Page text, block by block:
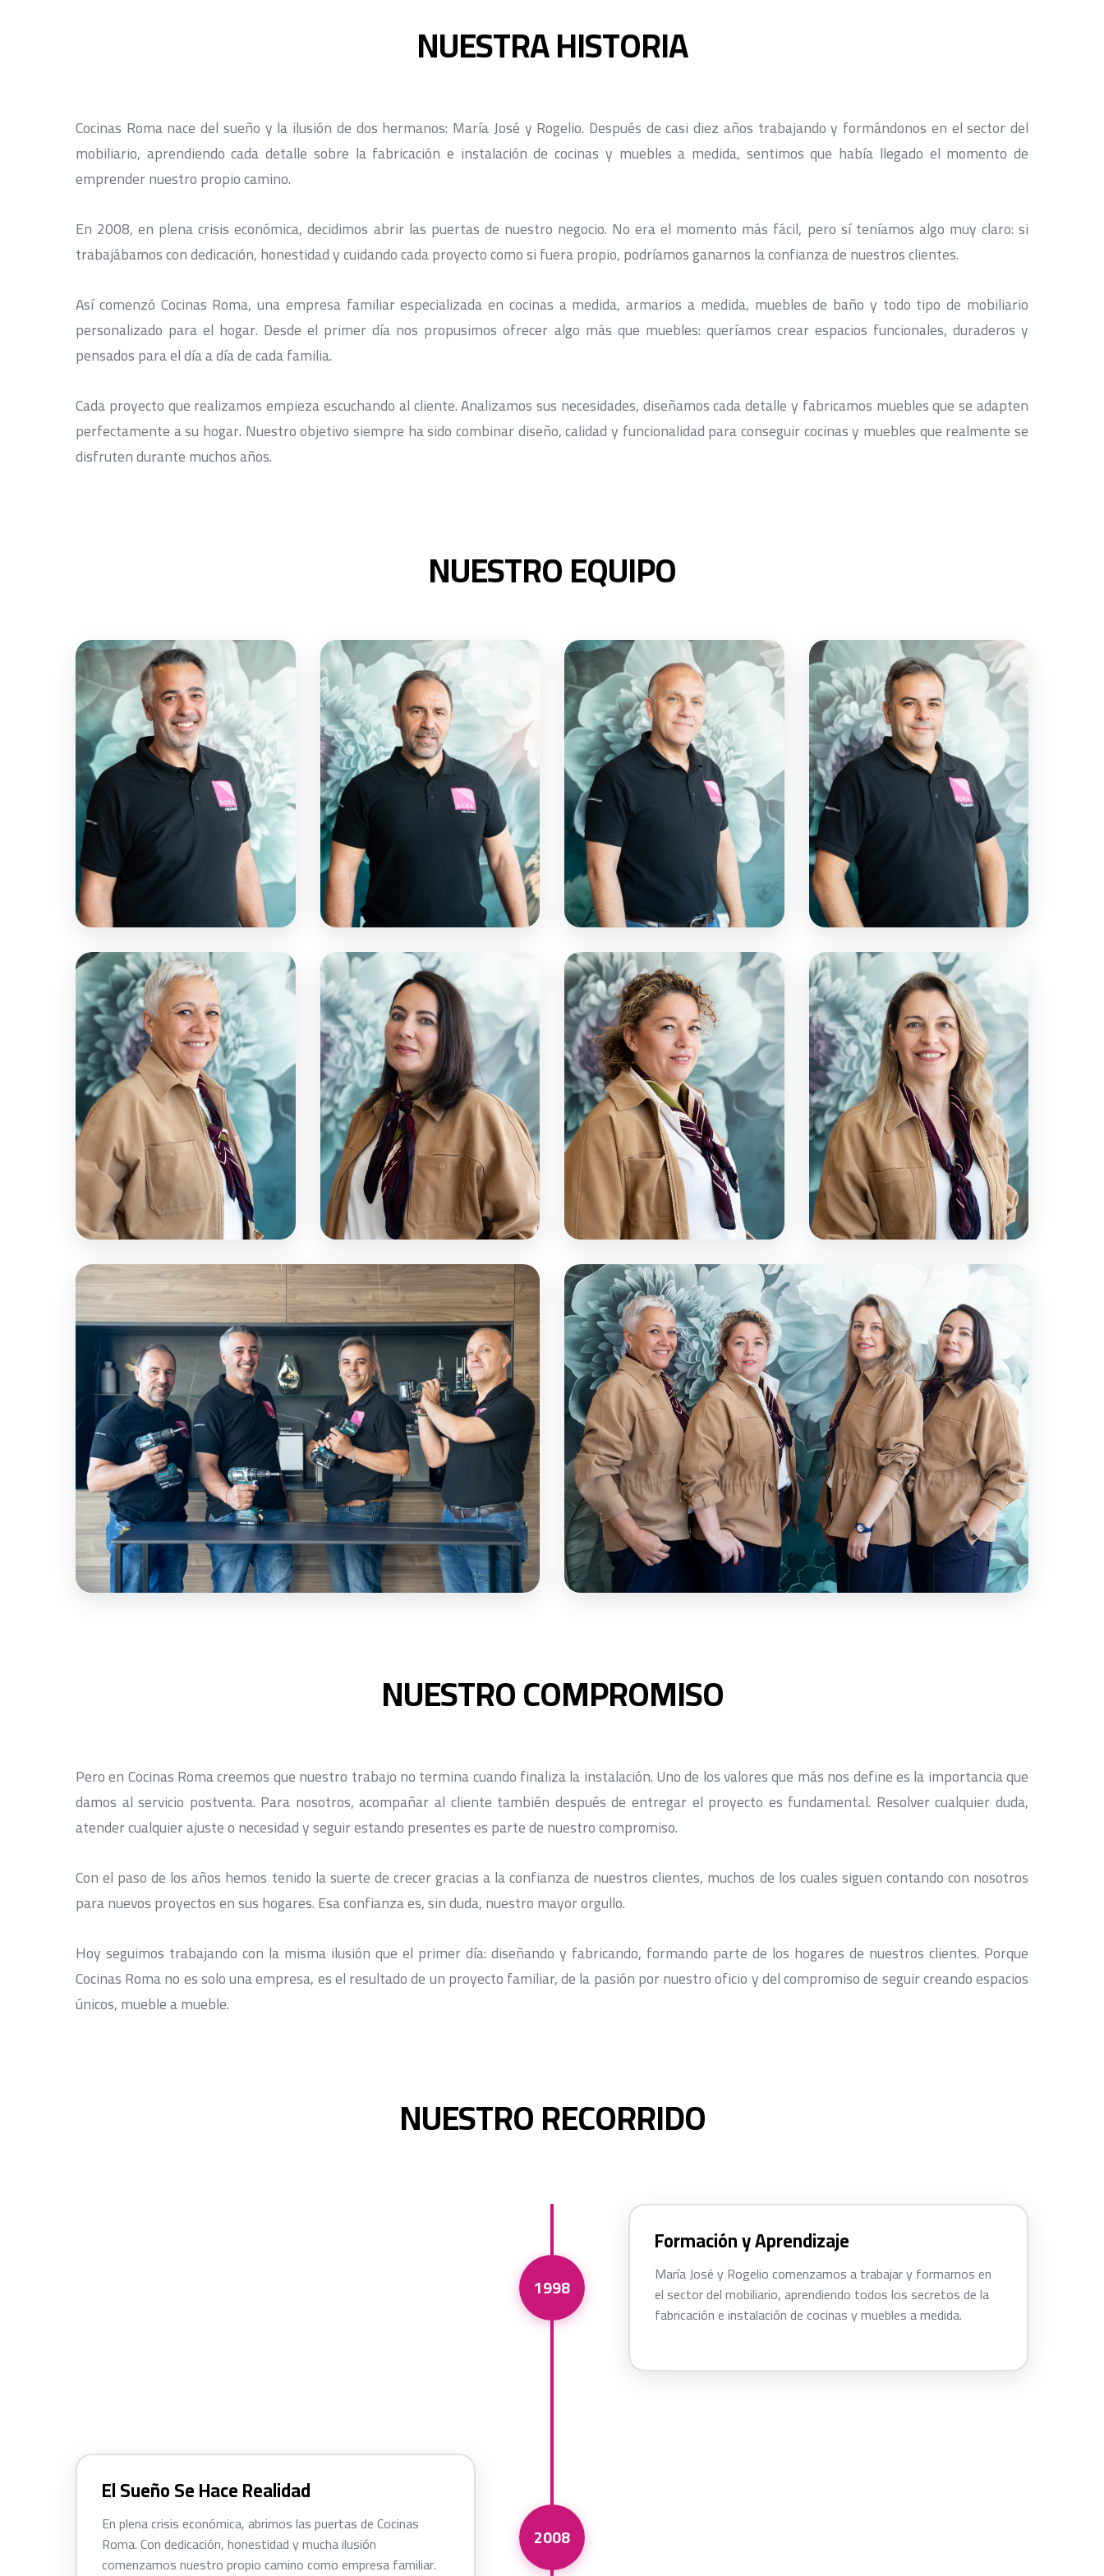
NUESTRA HISTORIA
Cocinas Roma nace del sueño y la ilusión de dos hermanos: María José y Rogelio. Después de casi diez años trabajando y formándonos en el sector del
mobiliario, aprendiendo cada detalle sobre la fabricación e instalación de cocinas y muebles a medida, sentimos que había llegado el momento de
emprender nuestro propio camino.
En 2008, en plena crisis económica, decidimos abrir las puertas de nuestro negocio. No era el momento más fácil, pero sí teníamos algo muy claro: si
trabajábamos con dedicación, honestidad y cuidando cada proyecto como si fuera propio, podríamos ganarnos la confianza de nuestros clientes.
Así comenzó Cocinas Roma, una empresa familiar especializada en cocinas a medida, armarios a medida, muebles de baño y todo tipo de mobiliario
personalizado para el hogar. Desde el primer día nos propusimos ofrecer algo más que muebles: queríamos crear espacios funcionales, duraderos y
pensados para el día a día de cada familia.
Cada proyecto que realizamos empieza escuchando al cliente. Analizamos sus necesidades, diseñamos cada detalle y fabricamos muebles que se adapten
perfectamente a su hogar. Nuestro objetivo siempre ha sido combinar diseño, calidad y funcionalidad para conseguir cocinas y muebles que realmente se
disfruten durante muchos años.
NUESTRO EQUIPO
NUESTRO COMPROMISO
Pero en Cocinas Roma creemos que nuestro trabajo no termina cuando finaliza la instalación. Uno de los valores que más nos define es la importancia que
damos al servicio postventa. Para nosotros, acompañar al cliente también después de entregar el proyecto es fundamental. Resolver cualquier duda,
atender cualquier ajuste o necesidad y seguir estando presentes es parte de nuestro compromiso.
Con el paso de los años hemos tenido la suerte de crecer gracias a la confianza de nuestros clientes, muchos de los cuales siguen contando con nosotros
para nuevos proyectos en sus hogares. Esa confianza es, sin duda, nuestro mayor orgullo.
Hoy seguimos trabajando con la misma ilusión que el primer día: diseñando y fabricando, formando parte de los hogares de nuestros clientes. Porque
Cocinas Roma no es solo una empresa, es el resultado de un proyecto familiar, de la pasión por nuestro oficio y del compromiso de seguir creando espacios
únicos, mueble a mueble.
NUESTRO RECORRIDO
1998
Formación y Aprendizaje
María José y Rogelio comenzamos a trabajar y formarnos en
el sector del mobiliario, aprendiendo todos los secretos de la
fabricación e instalación de cocinas y muebles a medida.
2008
El Sueño Se Hace Realidad
En plena crisis económica, abrimos las puertas de Cocinas
Roma. Con dedicación, honestidad y mucha ilusión
comenzamos nuestro propio camino como empresa familiar.